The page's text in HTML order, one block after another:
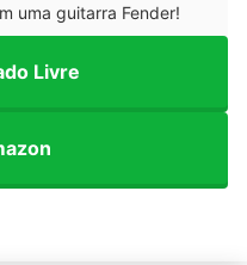
uma guitarra Fender!
Livre